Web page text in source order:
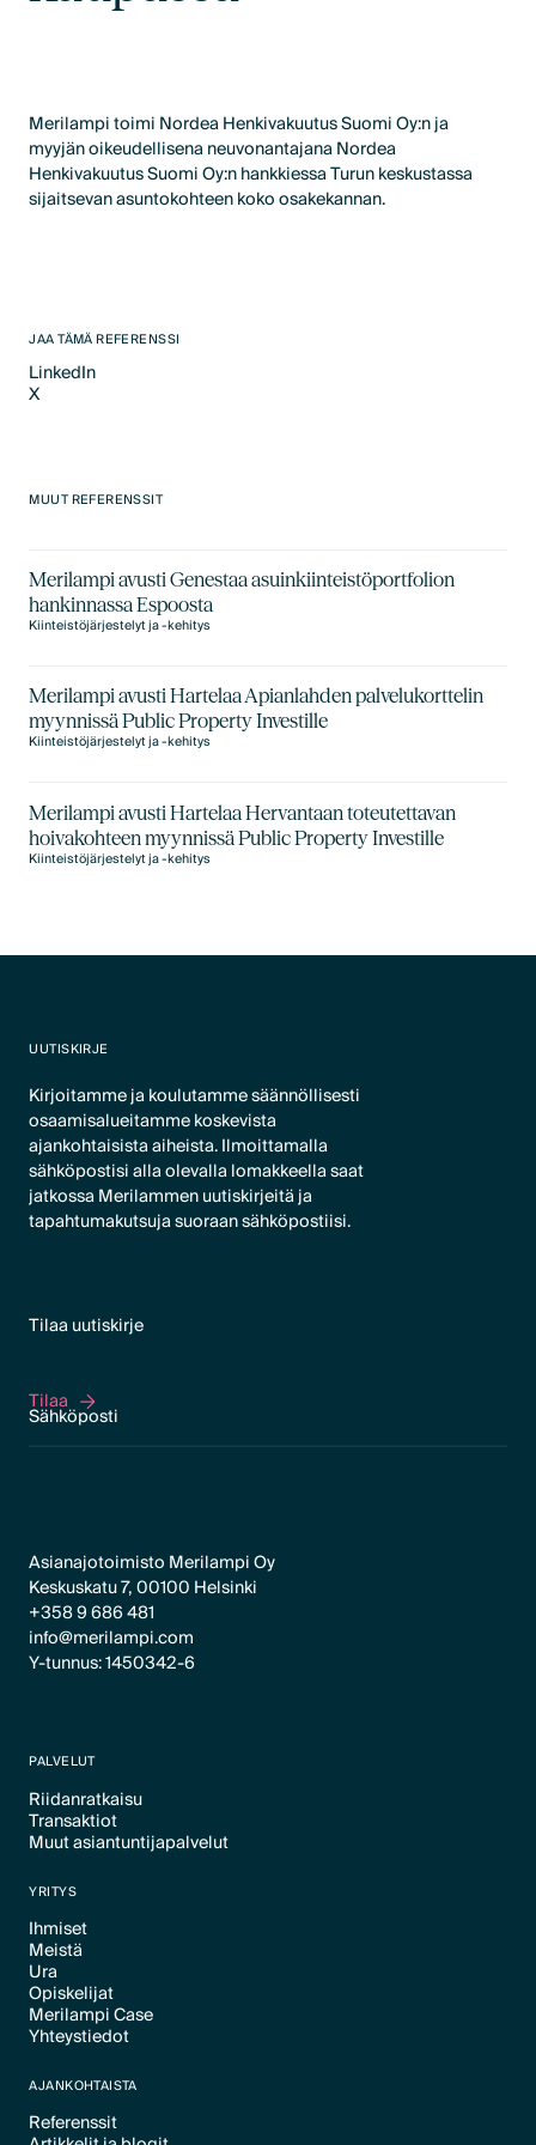
JAA TÄMÄ REFERENSSI
LinkedIn
LinkedIn
X
Merilampi toimi Nordea Henkivakuutus Suomi Oy:n ja
myyjän oikeudellisena neuvonantajana Nordea
Henkivakuutus Suomi Oy:n hankkiessa Turun keskustassa
sijaitsevan asuntokohteen koko osakekannan.
MUUT REFERENSSIT
Merilampi avusti Genestaa asuinkiinteistöportfolion
hankinnassa Espoosta
Kiinteistöjärjestelyt ja -kehitys
Merilampi avusti Hartelaa Apianlahden palvelukorttelin
myynnissä Public Property Investille
Kiinteistöjärjestelyt ja -kehitys
Merilampi avusti Hartelaa Hervantaan toteutettavan
hoivakohteen myynnissä Public Property Investille
Kiinteistöjärjestelyt ja -kehitys
UUTISKIRJE
Kirjoitamme ja koulutamme säännöllisesti
osaamisalueitamme koskevista
ajankohtaisista aiheista. Ilmoittamalla
sähköpostisi alla olevalla lomakkeella saat
jatkossa Merilammen uutiskirjeitä ja
tapahtumakutsuja suoraan sähköpostiisi.
Tilaa uutiskirje
Tilaa
Tilaa
Asianajotoimisto Merilampi Oy
Keskuskatu 7, 00100 Helsinki
+358 9 686 481
info@merilampi.com
Y-tunnus: 1450342-6
PALVELUT
Riidanratkaisu
Text Link
Transaktiot
Text Link
Muut asiantuntijapalvelut
YRITYS
Ihmiset
Text Link
Meistä
Text Link
Ura
Text Link
Opiskelijat
Text Link
Merilampi Case
Text Link
Yhteystiedot
AJANKOHTAISTA
Referenssit